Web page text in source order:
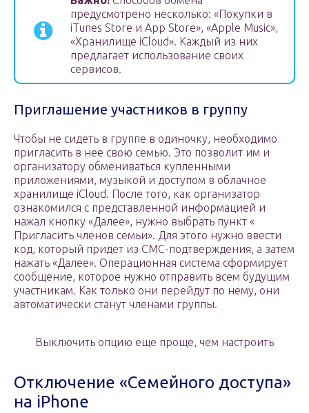
предусмотрено несколько: «Покупки в
iTunes Store и App Store», «Apple Music»,
«Хранилище iCloud». Каждый из них
предлагает использование своих
сервисов.
Приглашение участников в группу
Чтобы не сидеть в группе в одиночку, необходимо
пригласить в нее свою семью. Это позволит им и
организатору обмениваться купленными
приложениями, музыкой и доступом в облачное
хранилище iCloud. После того, как организатор
ознакомился с представленной информацией и
нажал кнопку «Далее», нужно выбрать пункт «
Пригласить членов семьи». Для этого нужно ввести
код, который придет из СМС-подтверждения, а затем
нажать «Далее». Операционная система сформирует
сообщение, которое нужно отправить всем будущим
участникам. Как только они перейдут по нему, они
автоматически станут членами группы.
Выключить опцию еще проще, чем настроить
Отключение «Семейного доступа»
на iPhone